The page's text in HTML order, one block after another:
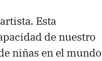
Esta
de nuestro
niñas en el mundo